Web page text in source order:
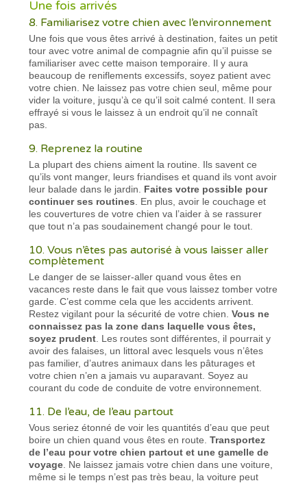
Une fois arrivés
8. Familiarisez votre chien avec l’environnement
Une fois que vous êtes arrivé à destination, faites un petit
tour avec votre animal de compagnie afin qu’il puisse se
familiariser avec cette maison temporaire. Il y aura
beaucoup de reniflements excessifs, soyez patient avec
votre chien. Ne laissez pas votre chien seul, même pour
vider la voiture, jusqu’à ce qu’il soit calmé content. Il sera
effrayé si vous le laissez à un endroit qu’il ne connaît
pas.
9. Reprenez la routine
La plupart des chiens aiment la routine. Ils savent ce
qu’ils vont manger, leurs friandises et quand ils vont avoir
leur balade dans le jardin. Faites votre possible pour
continuer ses routines . En plus, avoir le couchage et
les couvertures de votre chien va l’aider à se rassurer
que tout n’a pas soudainement changé pour le tout.
10. Vous n’êtes pas autorisé à vous laisser aller
complètement
Le danger de se laisser-aller quand vous êtes en
vacances reste dans le fait que vous laissez tomber votre
garde. C’est comme cela que les accidents arrivent.
Restez vigilant pour la sécurité de votre chien.Vous ne
connaissez pas la zone dans laquelle vous êtes,
soyez prudent . Les routes sont différentes, il pourrait y
avoir des falaises, un littoral avec lesquels vous n’êtes
pas familier, d’autres animaux dans les pâturages et
votre chien n’en a jamais vu auparavant. Soyez au
courant du code de conduite de votre environnement.
11. De l’eau, de l’eau partout
Vous seriez étonné de voir les quantités d’eau que peut
boire un chien quand vous êtes en route.Transportez
de l’eau pour votre chien partout et une gamelle de
voyage . Ne laissez jamais votre chien dans une voiture,
même si le temps n’est pas très beau, la voiture peut